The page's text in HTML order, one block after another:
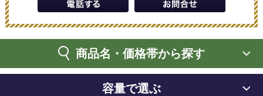
商品名・価格帯から探す
容量で選ぶ